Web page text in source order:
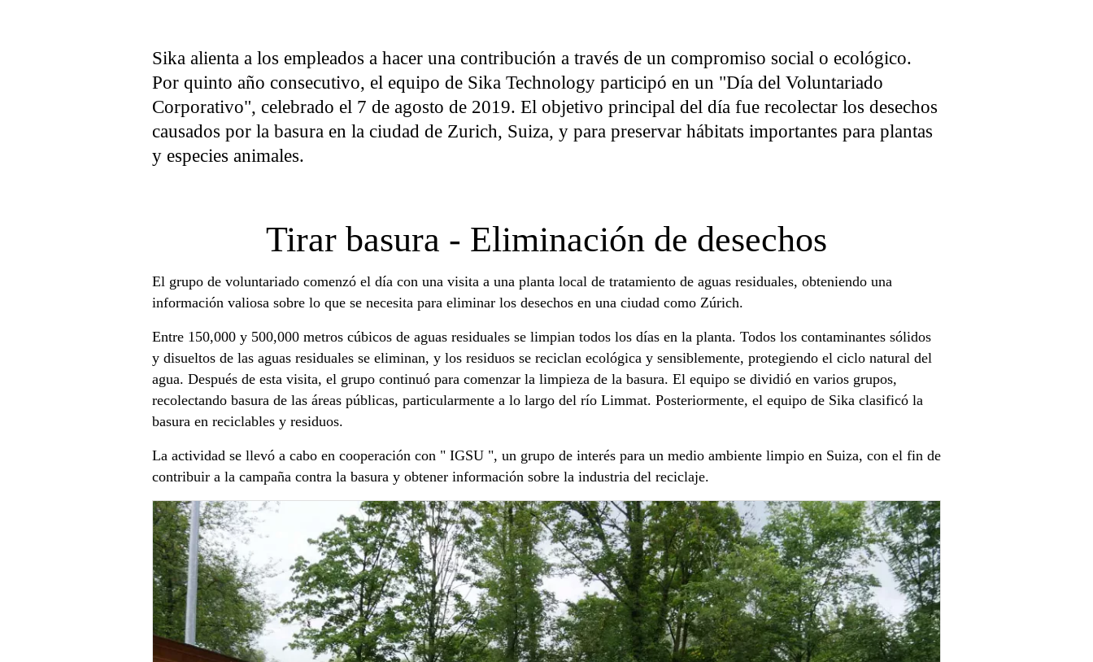
Sika alienta a los empleados a hacer una contribución a través de un compromiso social o ecológico.
Por quinto año consecutivo, el equipo de Sika Technology participó en un "Día del Voluntariado
Corporativo", celebrado el 7 de agosto de 2019. El objetivo principal del día fue recolectar los desechos
causados ​​por la basura en la ciudad de Zurich, Suiza, y para preservar hábitats importantes para plantas
y especies animales.
Tirar basura - Eliminación de desechos
El grupo de voluntariado comenzó el día con una visita a una planta local de tratamiento de aguas residuales, obteniendo una
información valiosa sobre lo que se necesita para eliminar los desechos en una ciudad como Zúrich.
Entre 150,000 y 500,000 metros cúbicos de aguas residuales se limpian todos los días en la planta. Todos los contaminantes sólidos
y disueltos de las aguas residuales se eliminan, y los residuos se reciclan ecológica y sensiblemente, protegiendo el ciclo natural del
agua. Después de esta visita, el grupo continuó para comenzar la limpieza de la basura. El equipo se dividió en varios grupos,
recolectando basura de las áreas públicas, particularmente a lo largo del río Limmat. Posteriormente, el equipo de Sika clasificó la
basura en reciclables y residuos.
La actividad se llevó a cabo en cooperación con " IGSU ", un grupo de interés para un medio ambiente limpio en Suiza, con el fin de
contribuir a la campaña contra la basura y obtener información sobre la industria del reciclaje.